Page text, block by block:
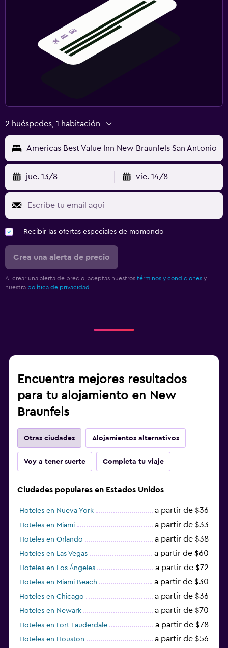
2 huéspedes, 1 habitación
Americas Best Value Inn New Braunfels San Antonio
jue. 13/8 vie. 14/8
Recibir las ofertas especiales de momondo
Crea una alerta de precio
Al crear una alerta de precio, aceptas nuestros términos y condiciones y
nuestra política de privacidad.
Encuentra mejores resultados
para tu alojamiento en New
Braunfels
Otras ciudades Alojamientos alternativos
Voy a tener suerte Completa tu viaje
Ciudades populares en Estados Unidos
Hoteles en Nueva York a partir de $36
Hoteles en Miami a partir de $33
Hoteles en Orlando a partir de $38
Hoteles en Las Vegas a partir de $60
Hoteles en Los Ángeles a partir de $72
Hoteles en Miami Beach a partir de $30
Hoteles en Chicago a partir de $36
Hoteles en Newark a partir de $70
Hoteles en Fort Lauderdale a partir de $78
Hoteles en Houston a partir de $56